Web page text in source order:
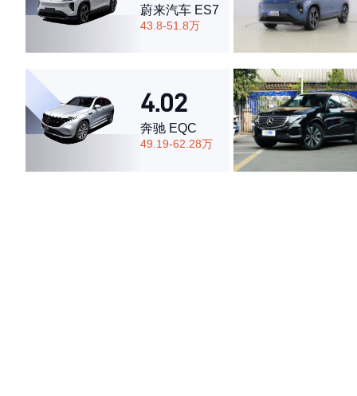
·空间表现较为优秀，优于60%同级车
蔚来汽车 ES7
43.8-51.8万
4.02
奔驰 EQC
49.19-62.28万